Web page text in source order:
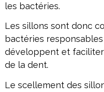
les bactéries.
Les sillons sont donc
bactéries responsables
développent et
de la dent.
Le scellement des